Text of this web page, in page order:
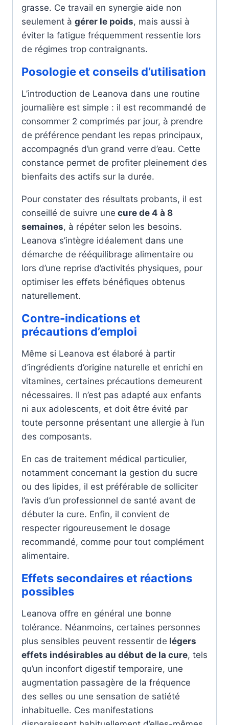
grasse. Ce travail en synergie aide non
seulement à gérer le poids, mais aussi à
éviter la fatigue fréquemment ressentie lors
de régimes trop contraignants.
Posologie et conseils d’utilisation
L’introduction de Leanova dans une routine
journalière est simple : il est recommandé de
consommer 2 comprimés par jour, à prendre
de préférence pendant les repas principaux,
accompagnés d’un grand verre d’eau. Cette
constance permet de profiter pleinement des
bienfaits des actifs sur la durée.
Pour constater des résultats probants, il est
conseillé de suivre une cure de 4 à 8
semaines, à répéter selon les besoins.
Leanova s’intègre idéalement dans une
démarche de rééquilibrage alimentaire ou
lors d’une reprise d’activités physiques, pour
optimiser les effets bénéfiques obtenus
naturellement.
Contre-indications et
précautions d’emploi
Même si Leanova est élaboré à partir
d’ingrédients d’origine naturelle et enrichi en
vitamines, certaines précautions demeurent
nécessaires. Il n’est pas adapté aux enfants
ni aux adolescents, et doit être évité par
toute personne présentant une allergie à l’un
des composants.
En cas de traitement médical particulier,
notamment concernant la gestion du sucre
ou des lipides, il est préférable de solliciter
l’avis d’un professionnel de santé avant de
débuter la cure. Enfin, il convient de
respecter rigoureusement le dosage
recommandé, comme pour tout complément
alimentaire.
Effets secondaires et réactions
possibles
Leanova offre en général une bonne
tolérance. Néanmoins, certaines personnes
plus sensibles peuvent ressentir de légers
effets indésirables au début de la cure, tels
qu’un inconfort digestif temporaire, une
augmentation passagère de la fréquence
des selles ou une sensation de satiété
inhabituelle. Ces manifestations